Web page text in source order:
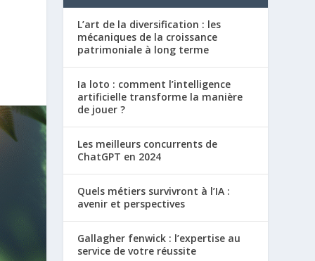
L’art de la diversification : les
mécaniques de la croissance
patrimoniale à long terme
Ia loto : comment l’intelligence
artificielle transforme la manière
de jouer ?
Les meilleurs concurrents de
ChatGPT en 2024
Quels métiers survivront à l’IA :
avenir et perspectives
Gallagher fenwick : l’expertise au
service de votre réussite